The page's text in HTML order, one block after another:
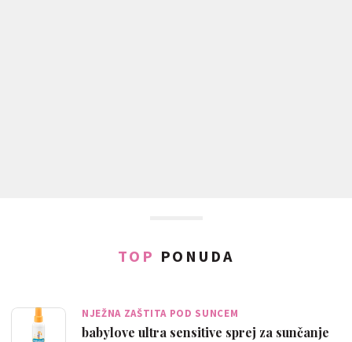
TOP PONUDA
NJEŽNA ZAŠTITA POD SUNCEM
babylove ultra sensitive sprej za sunčanje